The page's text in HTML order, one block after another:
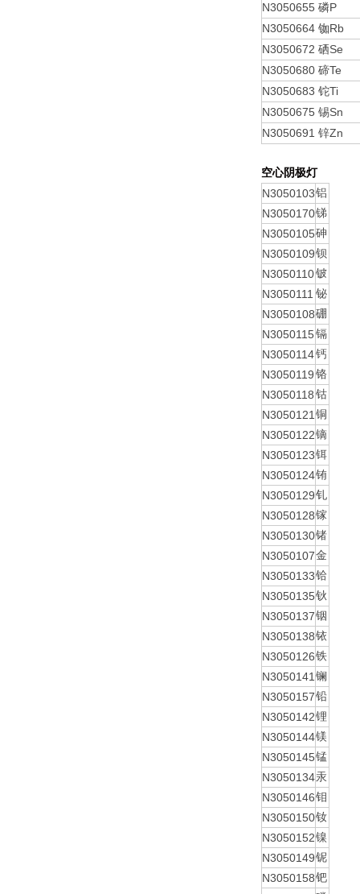
N3050655 磷P
N3050664 铷Rb
N3050672 硒Se
N3050680 碲Te
N3050683 铊Ti
N3050675 锡Sn
N3050691 锌Zn
空心阴极灯
N3050103铝
N3050170锑
N3050105砷
N3050109钡
N3050110铍
N3050111 铋
N3050108硼
N3050115镉
N3050114钙
N3050119 铬
N3050118 钴
N3050121 铜
N3050122镝
N3050123铒
N3050124铕
N3050129钆
N3050128镓
N3050130锗
N3050107金
N3050133铪
N3050135钬
N3050137铟
N3050138铱
N3050126铁
N3050141 镧
N3050157铅
N3050142锂
N3050144镁
N3050145锰
N3050134汞
N3050146钼
N3050150钕
N3050152镍
N3050149铌
N3050158钯